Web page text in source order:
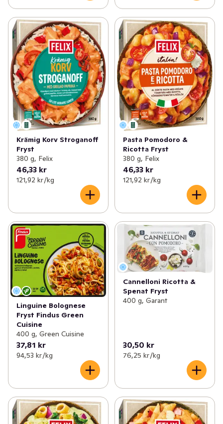
Krämig Korv Stroganoff
Fryst
380 g, Felix
46,33 kr
121,92 kr /kg
Pasta Pomodoro &
Ricotta Fryst
380 g, Felix
46,33 kr
121,92 kr /kg
Linguine Bolognese
Fryst Findus Green
Cuisine
400 g, Green Cuisine
37,81 kr
94,53 kr /kg
Cannelloni Ricotta &
Spenat Fryst
400 g, Garant
30,50 kr
76,25 kr /kg